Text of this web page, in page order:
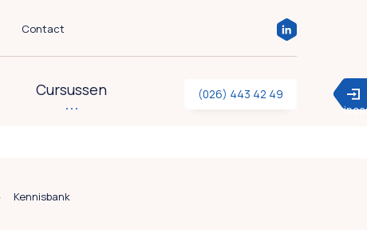
Contact
Cursussen (026) 443 42 49
Kennisbank